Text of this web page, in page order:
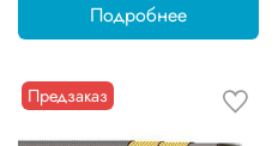
Подробнее
Предзаказ